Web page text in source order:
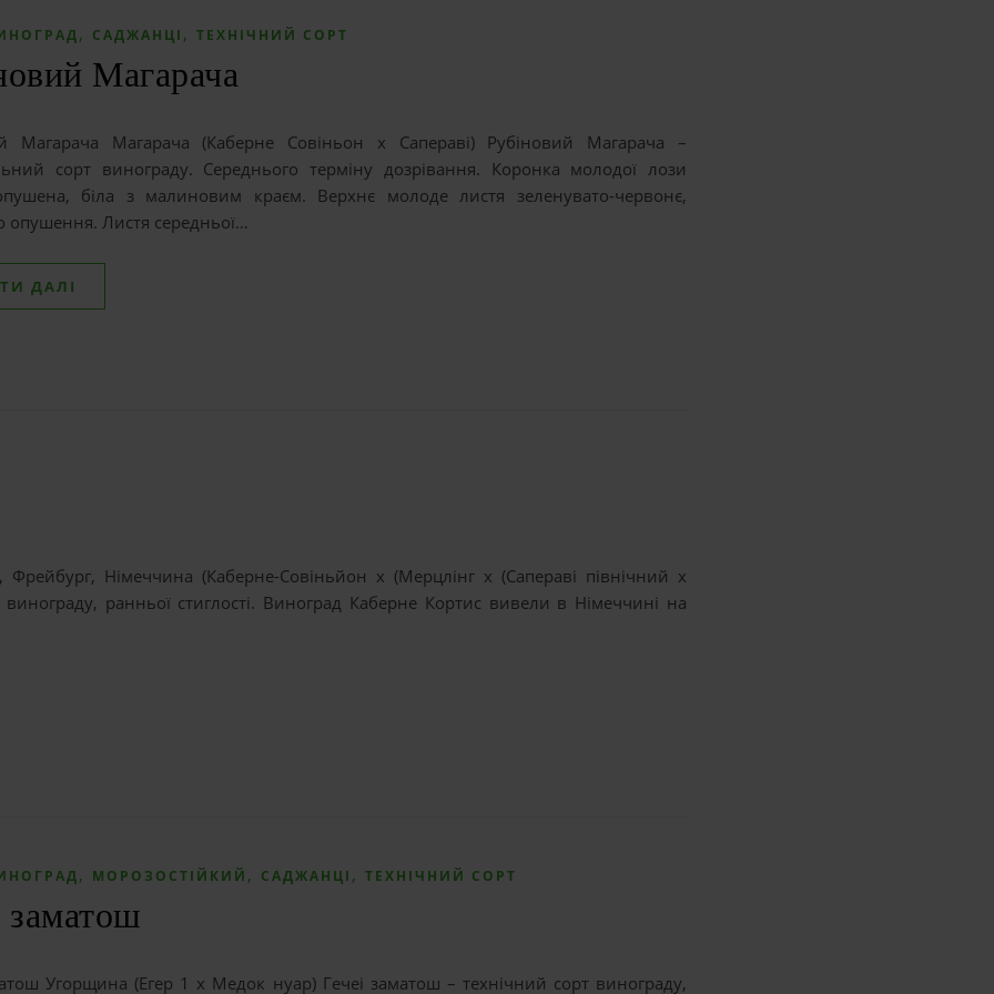
, САДЖАНЦІ , ТЕХНІЧНИЙ СОРТ
Магарача
Магарача Магарача (Каберне Совіньон x Сапераві) Рубіновий Магарача –
сорт винограду. Середнього терміну дозрівання. Коронка молодої лози
біла з малиновим краєм. Верхнє молоде листя зеленувато-червонє,
опушення. Листя середньої…
ДАЛІ
Німеччина (Каберне-Совіньйон x (Мерцлінг x (Сапераві північний x
ранньої стиглості. Виноград Каберне Кортис вивели в Німеччині на
, МОРОЗОСТІЙКИЙ , САДЖАНЦІ , ТЕХНІЧНИЙ СОРТ
заматош
Угорщина (Егер 1 x Медок нуар) Гечеі заматош – технічний сорт винограду,